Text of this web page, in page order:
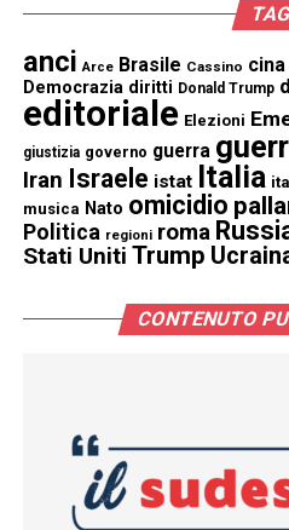
anci Arce Brasile Cassino cina
Democrazia diritti Donald Trump
editoriale Elezioni
giustizia governo guerra
Iran Israele istat Italia
musica Nato omicidio
Politica regioni roma
Stati Uniti Trump
CONTENUTO